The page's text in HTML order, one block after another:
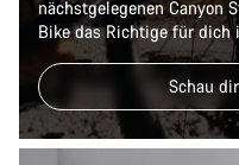
nächstgelegenen Canyon
Bike das Richtige für dich
Schau